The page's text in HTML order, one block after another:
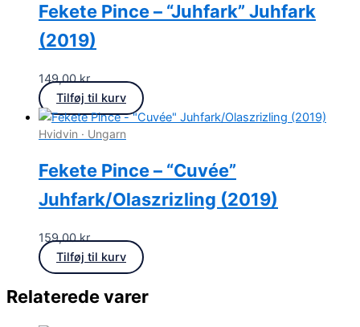
Fekete Pince – “Juhfark” Juhfark
(2019)
149,00kr.
Tilføj til kurv
Hvidvin · Ungarn
Fekete Pince – “Cuvée”
Juhfark/Olaszrizling (2019)
159,00kr.
Tilføj til kurv
Relaterede varer